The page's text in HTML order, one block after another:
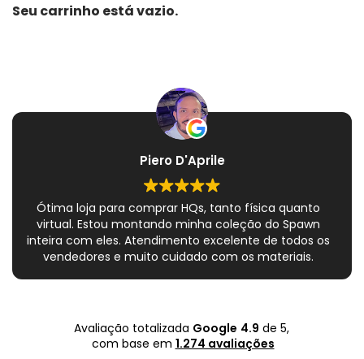
Seu carrinho está vazio.
Piero D'Aprile
Ótima loja para comprar HQs, tanto física quanto
virtual. Estou montando minha coleção do Spawn
inteira com eles. Atendimento excelente de todos os
vendedores e muito cuidado com os materiais.
Avaliação totalizada Google 4.9 de 5,
com base em 1.274 avaliações